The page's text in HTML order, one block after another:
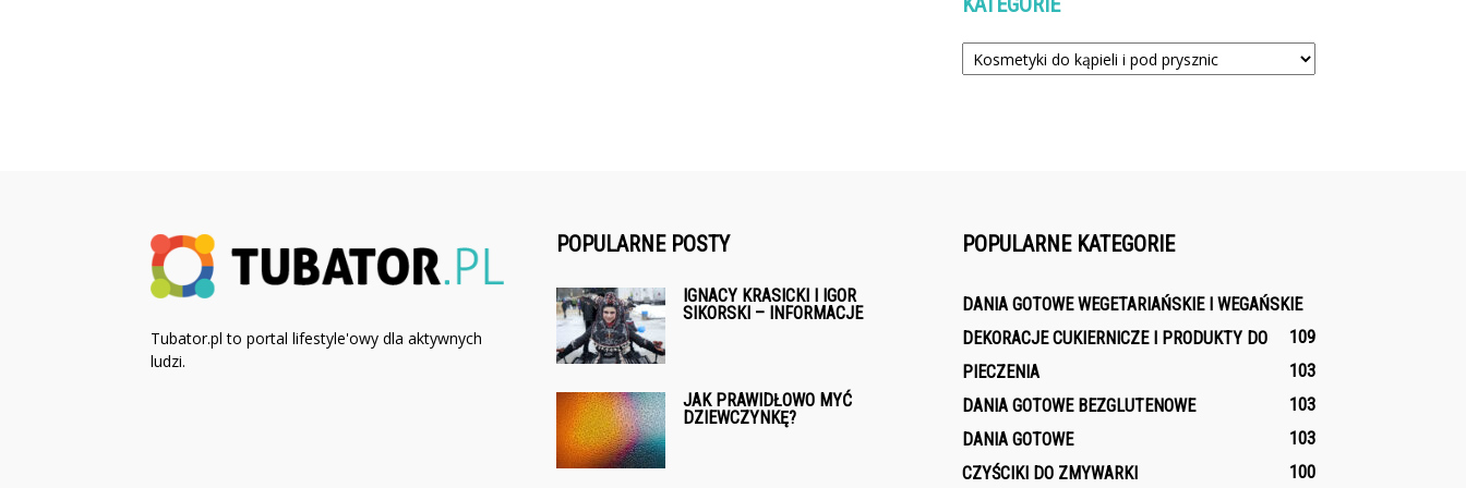
Kategorie
Tubator.pl to portal lifestyle'owy dla aktywnych
ludzi.
POPULARNE POSTY
IGNACY KRASICKI I IGOR
SIKORSKI – INFORMACJE
JAK PRAWIDŁOWO MYĆ
DZIEWCZYNKĘ?
POPULARNE KATEGORIE
DANIA GOTOWE WEGETARIAŃSKIE I WEGAŃSKIE
109
DEKORACJE CUKIERNICZE I PRODUKTY DO
PIECZENIA
103
DANIA GOTOWE BEZGLUTENOWE
103
DANIA GOTOWE
103
CZYŚCIKI DO ZMYWARKI
100